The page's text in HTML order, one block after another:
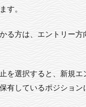
す。
る方は、エントリー方
を選択すると、新規エ
有しているポジション